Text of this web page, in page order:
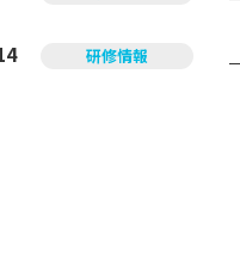
研修情報